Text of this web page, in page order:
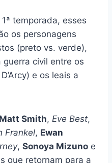
temporada, esses
os personagens
(preto vs. verde),
civil entre os
e os leais a
Matt Smith, Eve Best,
Frankel, Ewan
, Sonoya Mizuno e
que retornam para a